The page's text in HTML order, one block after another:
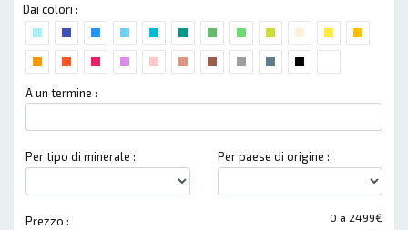
Dai colori :
A un termine :
Per tipo di minerale : Per paese di origine :
0 a 2499€
Prezzo :